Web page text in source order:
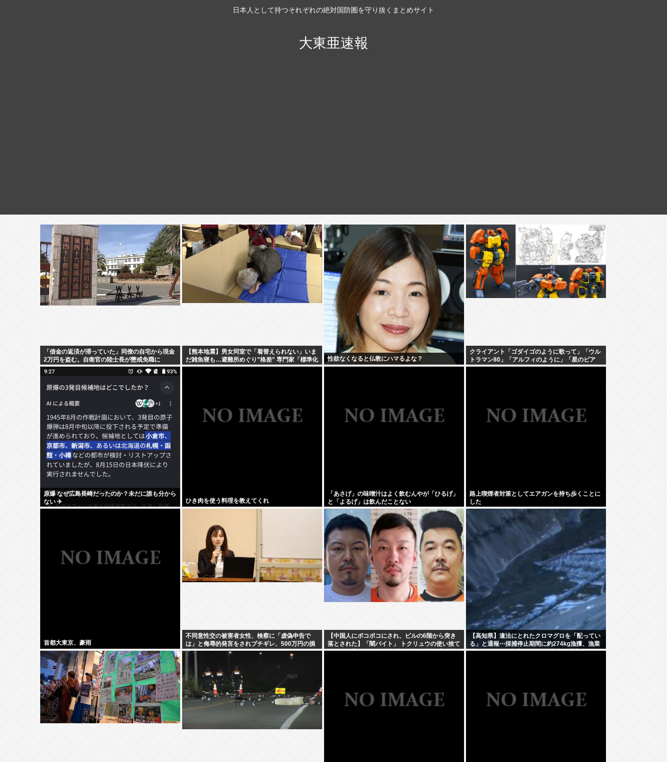
日本人として持つそれぞれの絶対国防圏を守り抜くまとめサイト
大東亜速報
「借金の返済が滞っていた」同僚の自宅から現金
2万円を盗む。自衛官の陸士長が懲戒免職に
【熊本地震】男女同室で「着替えられない」いま
だ雑魚寝も…避難所めぐり”格差” 専門家「標準化
されていない」
性欲なくなると仏教にハマるよな？
クライアント「ゴダイゴのように歌って」「ウル
トラマン80」「アルフィのように」「星のピア
ス」
原爆 なぜ広島長崎だったのか？未だに誰も分から
ない ✈
ひき肉を使う料理を教えてくれ
「あさげ」の味噌汁はよく飲むんやが「ひるげ」
と「よるげ」は飲んだことない
路上喫煙者対策としてエアガンを持ち歩くことに
した
首都大東京、豪雨
不同意性交の被害者女性、検察に「虚偽申告で
は」と侮辱的発言をされブチギレ、500万円の損
害賠償を求め提訴
【中国人にボコボコにされ、ビルの6階から突き
落とされた】「闇バイト」 トクリュウの使い捨て
にされた悲惨すぎる実態 募集時の約束は「月収
【高知県】違法にとれたクロマグロを「配ってい
る」と通報⋯採捕停止期間に約274kg漁獲、漁業
者3人を書類送検「網にかかり放流が大変で⋯」